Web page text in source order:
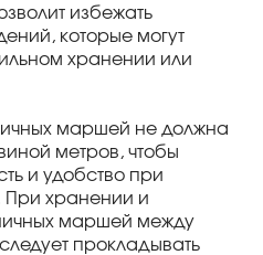
избежать
которые могут
хранении или
маршей не должна
метров, чтобы
и удобство при
хранении и
маршей между
прокладывать